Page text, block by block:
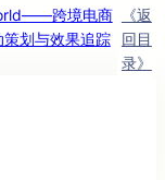
跨境电商
划与效果追踪
《返
回目
录》